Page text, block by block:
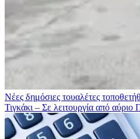
Νέες δημόσιες τουαλέτες
Τιγκάκι – Σε λειτουργία από αύριο